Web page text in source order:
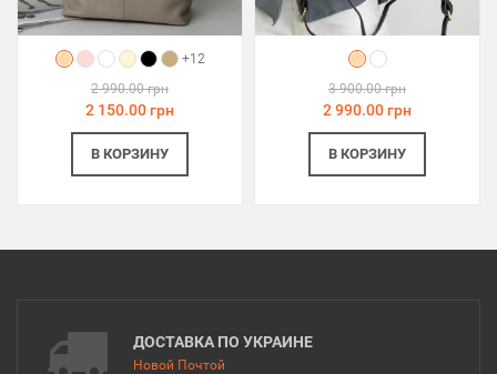
+12
2 990.00 грн
2 150.00 грн
В КОРЗИНУ
3 900.00 грн
2 990.00 грн
В КОРЗИНУ
ДОСТАВКА ПО УКРАИНЕ
Новой Почтой